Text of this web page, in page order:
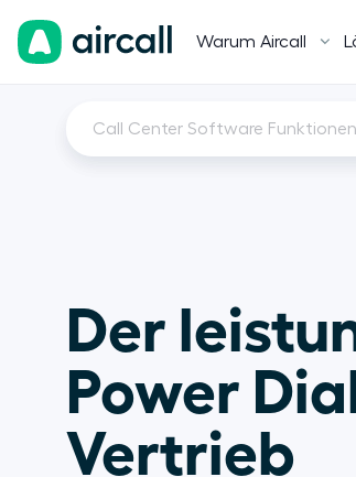
Warum Aircall
Call Center Software Funktionen
Der
Power
Vertrieb